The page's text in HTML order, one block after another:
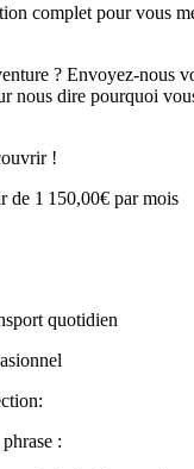
complet pour vous
? Envoyez-nous
nous dire pourquoi
!
de 1 150,00€ par mois
quotidien
: